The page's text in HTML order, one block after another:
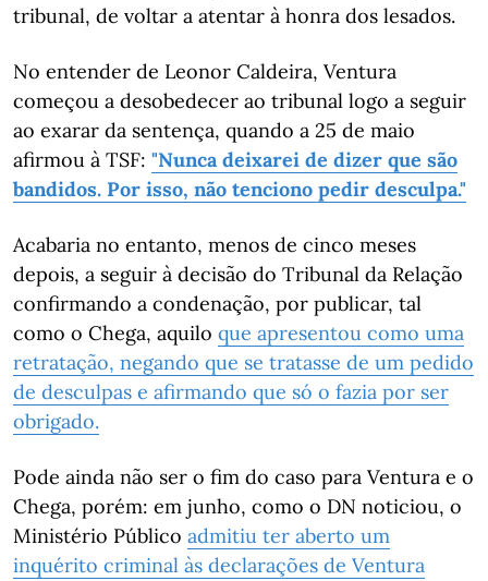
tribunal, de voltar a atentar à honra dos lesados.
No entender de Leonor Caldeira, Ventura
começou a desobedecer ao tribunal logo a seguir
ao exarar da sentença, quando a 25 de maio
afirmou à TSF: "Nunca deixarei de dizer que são
bandidos. Por isso, não tenciono pedir desculpa."
Acabaria no entanto, menos de cinco meses
depois, a seguir à decisão do Tribunal da Relação
confirmando a condenação, por publicar, tal
como o Chega, aquilo que apresentou como uma
retratação, negando que se tratasse de um pedido
de desculpas e afirmando que só o fazia por ser
obrigado.
Pode ainda não ser o fim do caso para Ventura e o
Chega, porém: em junho, como o DN noticiou, o
Ministério Público admitiu ter aberto um
inquérito criminal às declarações de Ventura